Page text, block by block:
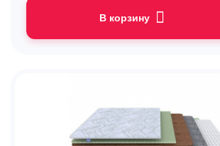
В корзину